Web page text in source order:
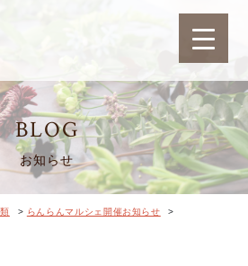
ルファクトリ
BLOG
お知らせ
> らんらんマルシェ開催お知らせ
>